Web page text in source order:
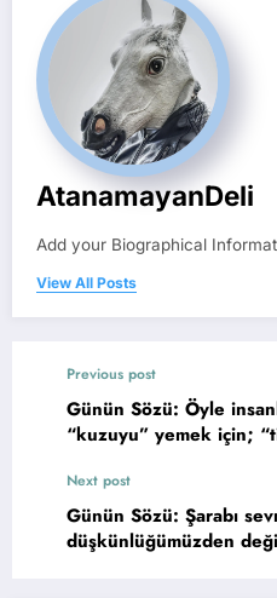
AtanamayanDeli
Add your Biographical
View All Posts
Previous post
Günün Sözü: Öyle
“kuzuyu” yemek için;
“çobanla” birlikte
birlikte yas tutacaklar.
bilmeden yaşayanı
Next post
Günün Sözü: Şarabı
düşkünlüğümüzden